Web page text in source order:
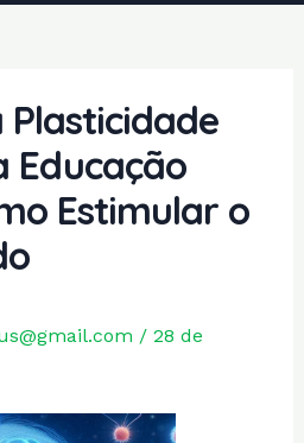
Plasticidade
Educação
Estimular o
/ 28 de